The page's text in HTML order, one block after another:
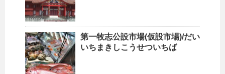
第一牧志公設市場(仮設市場)/だい
いちまきしこうせついちば